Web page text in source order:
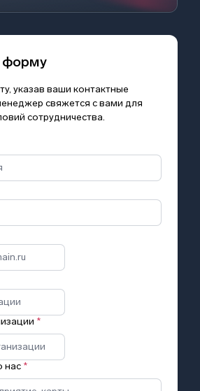
форму
указав ваши контактные
свяжется с вами для
сотрудничества.
*
нас *